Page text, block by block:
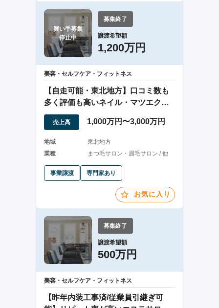
買い手募集
停止中
募集終了
譲渡希望額
1,200万円
美容・セルフケア・フィットネス
【自走可能・東北地方】口コミ数も
多く評価も高いネイル・マツエクサ
ロン
売上高 1,000万円〜3,000万円
地域
東北地方
業種
まつ毛サロン・眉毛サロン / 他
事業譲渡 専門家あり
お気に入り
募集終了
譲渡希望額
500万円
美容・セルフケア・フィットネス
【昨年内装工事済/従業員引継ぎ可